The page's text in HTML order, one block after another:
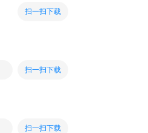
扫一扫下载
扫一扫下载
扫一扫下载